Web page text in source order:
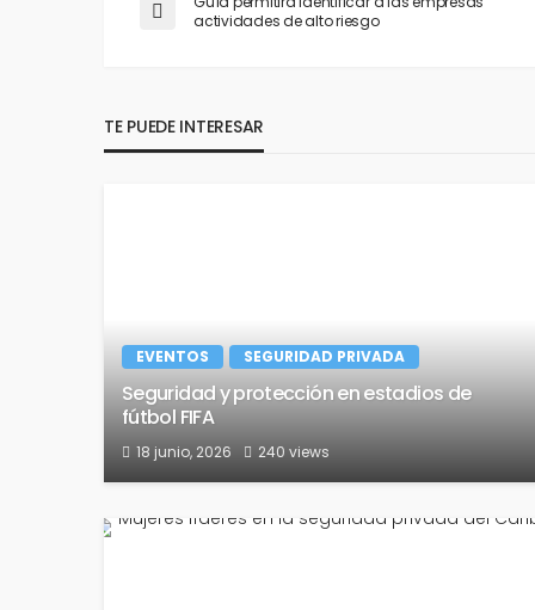
actividades de alto riesgo
TE PUEDE INTERESAR
EVENTOS SEGURIDAD PRIVADA
Seguridad y protección en estadios de
fútbol FIFA
18 junio, 2026 240 views